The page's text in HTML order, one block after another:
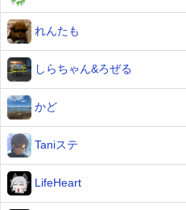
れんたも
しらちゃん&ろぜる
かど
Taniステ
LifeHeart